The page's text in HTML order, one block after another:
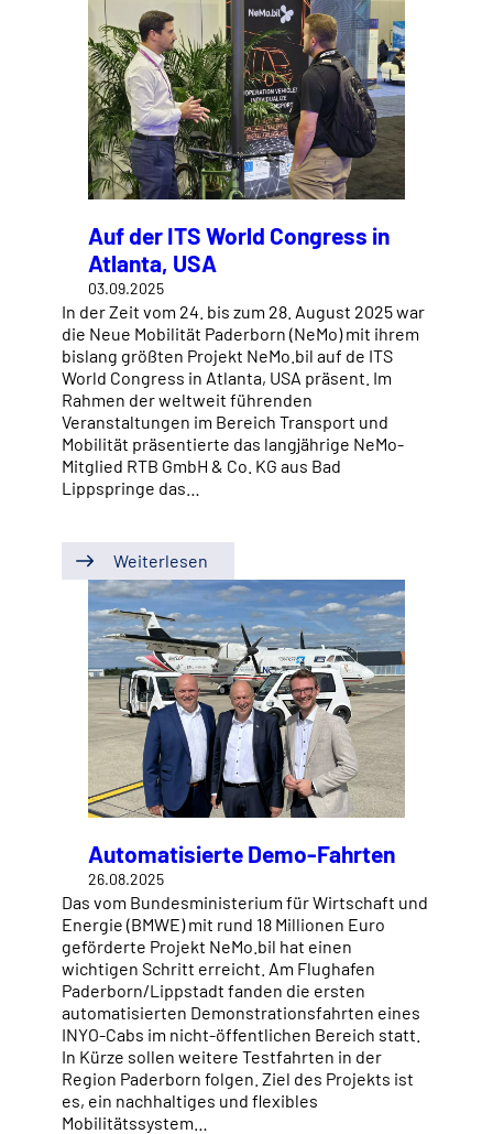
Auf der ITS World Congress in
Atlanta, USA
03.09.2025
In der Zeit vom 24. bis zum 28. August 2025 war
die Neue Mobilität Paderborn (NeMo) mit ihrem
bislang größten Projekt NeMo.bil auf de ITS
World Congress in Atlanta, USA präsent. Im
Rahmen der weltweit führenden
Veranstaltungen im Bereich Transport und
Mobilität präsentierte das langjährige NeMo-
Mitglied RTB GmbH & Co. KG aus Bad
Lippspringe das…
Weiterlesen
Automatisierte Demo-Fahrten
26.08.2025
Das vom Bundesministerium für Wirtschaft und
Energie (BMWE) mit rund 18 Millionen Euro
geförderte Projekt NeMo.bil hat einen
wichtigen Schritt erreicht. Am Flughafen
Paderborn/Lippstadt fanden die ersten
automatisierten Demonstrationsfahrten eines
INYO-Cabs im nicht-öffentlichen Bereich statt.
In Kürze sollen weitere Testfahrten in der
Region Paderborn folgen. Ziel des Projekts ist
es, ein nachhaltiges und flexibles
Mobilitätssystem…